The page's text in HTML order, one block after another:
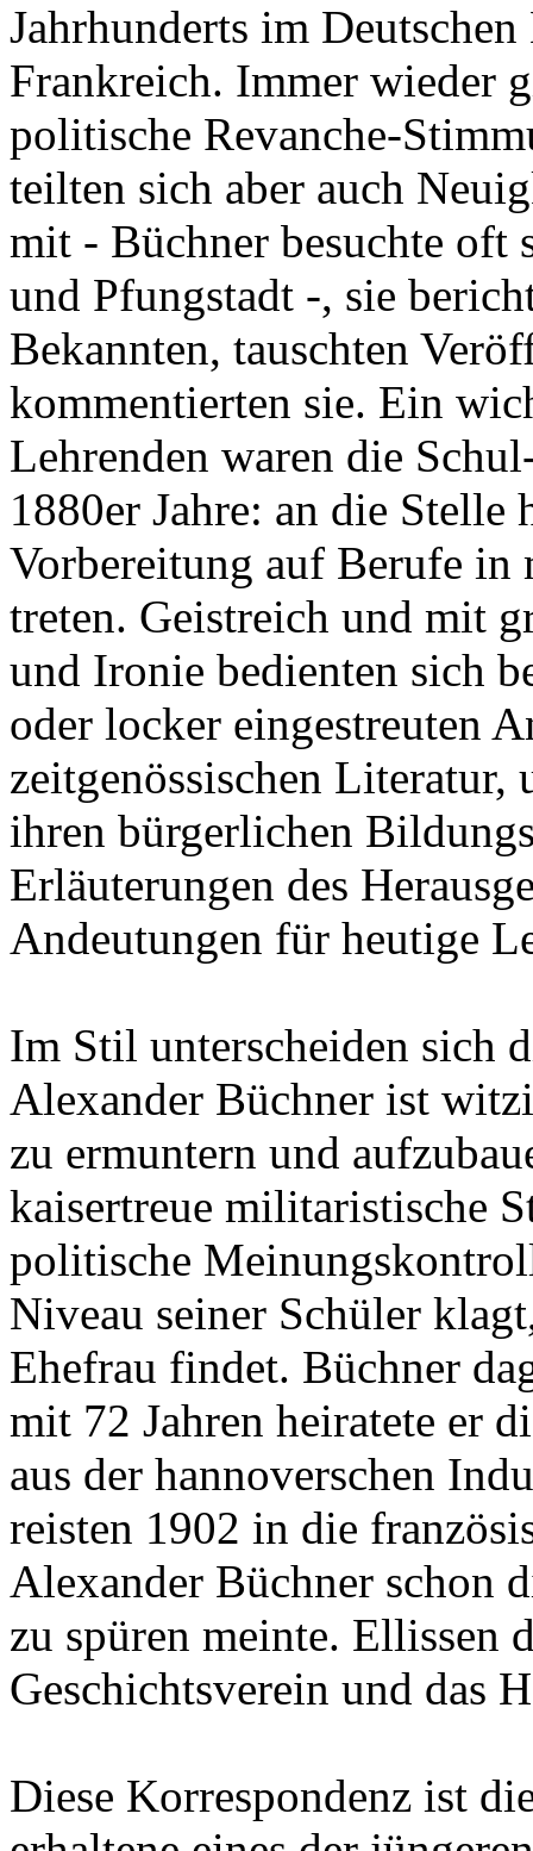
Jahrhunderts im
Frankreich. Immer wieder
politische Revanche-
teilten sich aber auch
mit - Büchner besuchte oft
und Pfungstadt -, sie
Bekannten, tauschten
kommentierten sie. Ein
Lehrenden waren die
1880er Jahre: an die
Vorbereitung auf Berufe in
treten. Geistreich und mit
und Ironie bedienten sich
oder locker eingestreuten
zeitgenössischen
ihren bürgerlichen
Erläuterungen des
Andeutungen für heutige
Im Stil unterscheiden sich
Alexander Büchner ist
zu ermuntern und
kaisertreue militaristische
politische
Niveau seiner Schüler
Ehefrau findet. Büchner
mit 72 Jahren heiratete er
aus der hannoverschen
reisten 1902 in die
Alexander Büchner schon
zu spüren meinte. Ellissen
Geschichtsverein und das
Diese Korrespondenz ist